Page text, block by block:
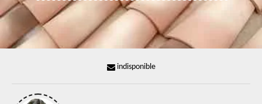
indisponible